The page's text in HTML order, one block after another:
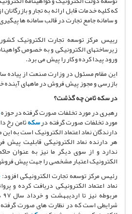
که کلیه خدمات قابل ارائه به تجار و
و سامانه جامع تجارت در قالب سامانه ها
رییس مرکز توسعه تجارت الکترونیک
زیرساختهای الکترونیکی و به خصوص
ورود پیدا کرده و کار را پیش می برد.
این مقام مسئول در وزارت صنعت از پیاده
بازرسی و مجوز پیش فروش در ماههای آینده
در سکه ثامن چه گذشت؟
رهبری در مورد تخلفات صورت گرفته در حوزه
مورد تخلفات صورت گرفته درسکهثامن رخ
دارندگان نماد اعتماد الکترونیک است به این
هر دارنده نماد الکترونیکی قابلیت
ندارد و از سوی دیگر ما نیز به عنوان
الکترونیک اعتبار مشخصی را جهت پیش
رئیس مرکز توسعه تجارت الکترونیکی افزود:
نماد اعتماد الکترونیکی دریافت کرده و
شرایطی است که در نظارت های صورت